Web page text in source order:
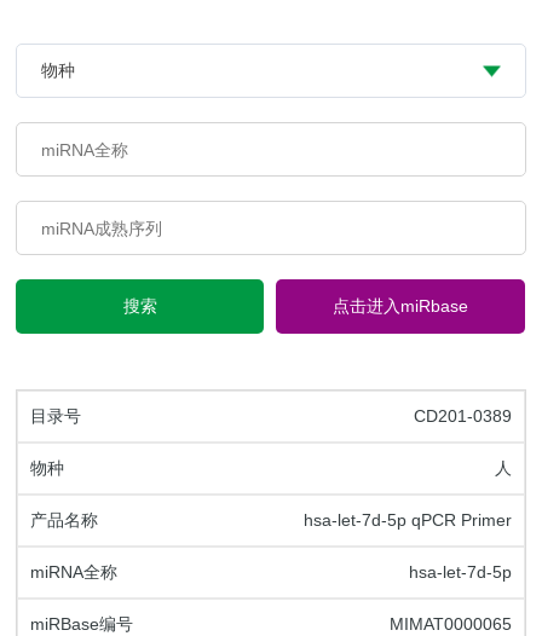
搜索 点击进入miRbase
CD201-0389
人
hsa-let-7d-5p qPCR Primer
hsa-let-7d-5p
MIMAT0000065